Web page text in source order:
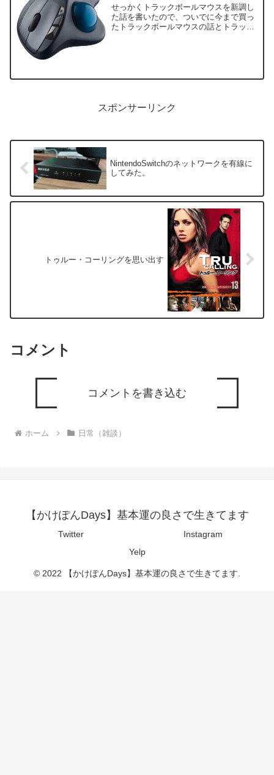
せっかくトラックボールマウスを新調し
た話を書いたので、ついでに今まで買っ
たトラックボールマウスの話とトラック
スポンサーリンク
NintendoSwitchのネットワークを有線に
してみた。
トゥルー・コーリングを思い出す
コメント
コメントを書き込む
ホーム 日常（雑談）
【かけぽんDays】基本運の良さで生きてます
Twitter
Instagram
Yelp
© 2022 【かけぽんDays】基本運の良さで生きてます.